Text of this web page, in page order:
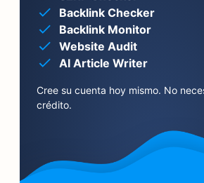
Backlink Checker
Backlink Monitor
Website Audit
AI Article Writer
Cree su cuenta hoy mismo. No
crédito.